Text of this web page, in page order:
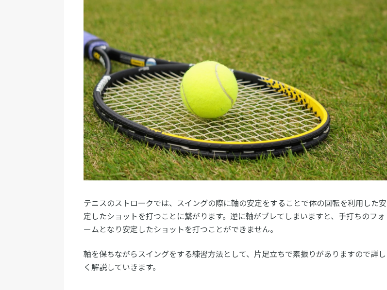
テニスのストロークでは、スイングの際に軸の安定をすることで体の回転を利用した安
定したショットを打つことに繋がります。逆に軸がブレてしまいますと、手打ちのフォ
ームとなり安定したショットを打つことができません。
軸を保ちながらスイングをする練習方法として、片足立ちで素振りがありますので詳し
く解説していきます。